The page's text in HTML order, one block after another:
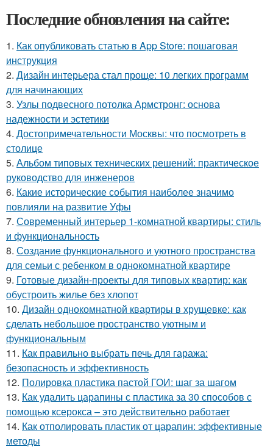
Последние обновления на сайте:
1. Как опубликовать статью в App Store: пошаговая
инструкция
2. Дизайн интерьера стал проще: 10 легких программ
для начинающих
3. Узлы подвесного потолка Армстронг: основа
надежности и эстетики
4. Достопримечательности Москвы: что посмотреть в
столице
5. Альбом типовых технических решений: практическое
руководство для инженеров
6. Какие исторические события наиболее значимо
повлияли на развитие Уфы
7. Современный интерьер 1-комнатной квартиры: стиль
и функциональность
8. Создание функционального и уютного пространства
для семьи с ребенком в однокомнатной квартире
9. Готовые дизайн-проекты для типовых квартир: как
обустроить жилье без хлопот
10. Дизайн однокомнатной квартиры в хрущевке: как
сделать небольшое пространство уютным и
функциональным
11. Как правильно выбрать печь для гаража:
безопасность и эффективность
12. Полировка пластика пастой ГОИ: шаг за шагом
13. Как удалить царапины с пластика за 30 способов с
помощью ксерокса – это действительно работает
14. Как отполировать пластик от царапин: эффективные
методы